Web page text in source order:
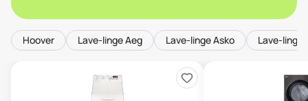
Hoover Lave-linge Aeg Lave-linge Asko Lave-linge